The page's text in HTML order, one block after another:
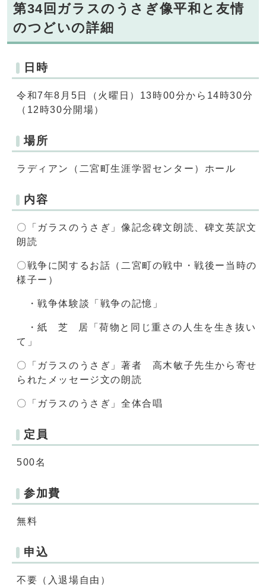
第34回ガラスのうさぎ像平和と友情
のつどいの詳細
日時
令和7年8月5日（火曜日）13時00分から14時30分
（12時30分開場）
場所
ラディアン（二宮町生涯学習センター）ホール
内容
〇「ガラスのうさぎ」像記念碑文朗読、碑文英訳文
朗読
〇戦争に関するお話（二宮町の戦中・戦後ー当時の
様子ー）
・戦争体験談「戦争の記憶」
・紙 芝 居「荷物と同じ重さの人生を生き抜い
て」
〇「ガラスのうさぎ」著者 高木敏子先生から寄せ
られたメッセージ文の朗読
〇「ガラスのうさぎ」全体合唱
定員
500名
参加費
無料
申込
不要（入退場自由）